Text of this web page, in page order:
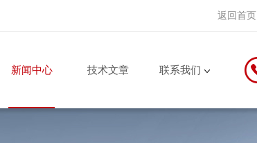
返回首页
新闻中心 技术文章 联系我们